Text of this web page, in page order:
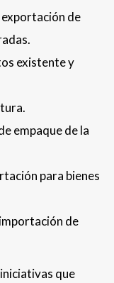
de
existente y
empaque de la
para bienes
de
que